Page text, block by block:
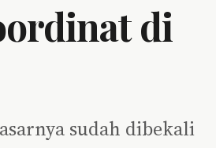
di
sudah dibekali